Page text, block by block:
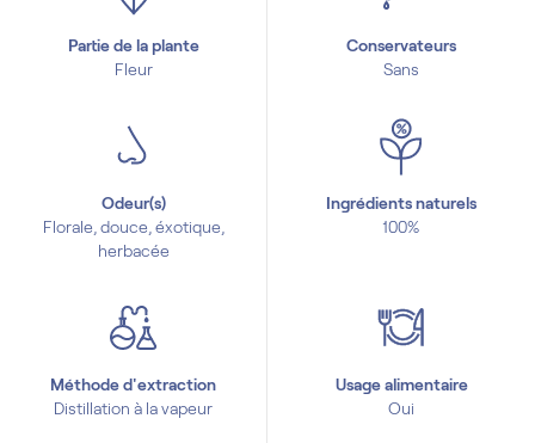
Partie de la plante
Fleur
Conservateurs
Sans
Odeur(s)
Florale, douce, éxotique,
herbacée
Ingrédients naturels
100%
Méthode d'extraction
Distillation à la vapeur
Usage alimentaire
Oui